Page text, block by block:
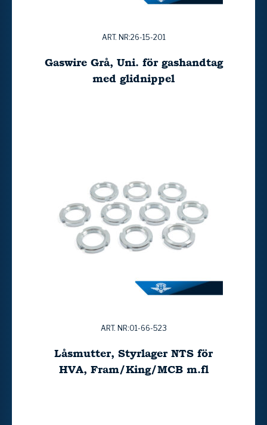
ART. NR:26-15-201
Gaswire Grå, Uni. för gashandtag
med glidnippel
ART. NR:01-66-523
Låsmutter, Styrlager NTS för
HVA, Fram/King/MCB m.fl